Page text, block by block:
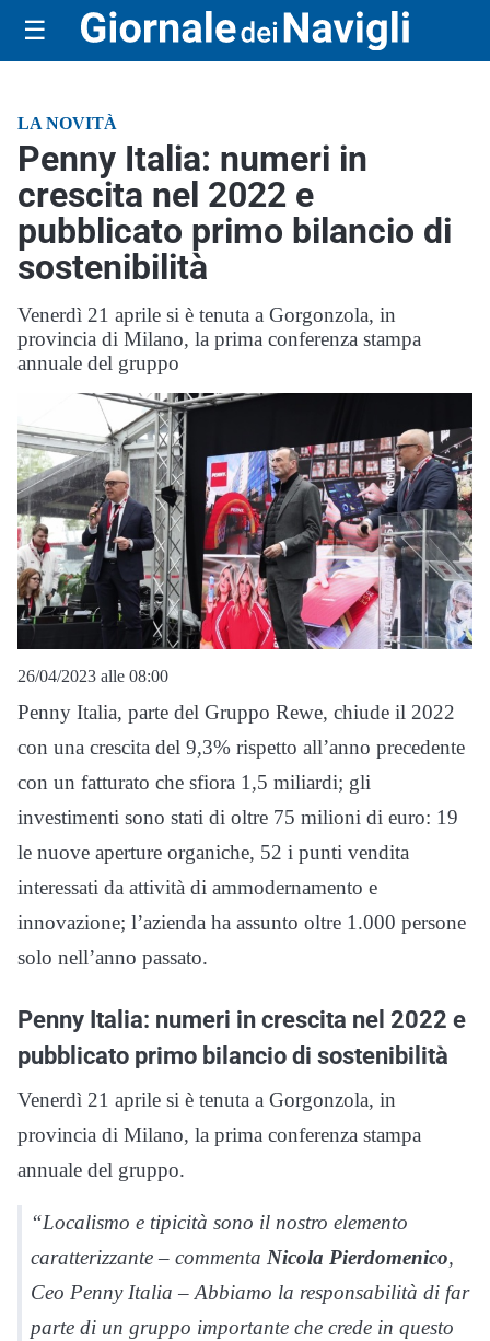
☰
LA NOVITÀ
Penny Italia: numeri in
crescita nel 2022 e
pubblicato primo bilancio di
sostenibilità
Venerdì 21 aprile si è tenuta a Gorgonzola, in
provincia di Milano, la prima conferenza stampa
annuale del gruppo
26/04/2023 alle 08:00
Penny Italia, parte del Gruppo Rewe, chiude il 2022
con una crescita del 9,3% rispetto all’anno precedente
con un fatturato che sfiora 1,5 miliardi; gli
investimenti sono stati di oltre 75 milioni di euro: 19
le nuove aperture organiche, 52 i punti vendita
interessati da attività di ammodernamento e
innovazione; l’azienda ha assunto oltre 1.000 persone
solo nell’anno passato.
Penny Italia: numeri in crescita nel 2022 e
pubblicato primo bilancio di sostenibilità
Venerdì 21 aprile si è tenuta a Gorgonzola, in
provincia di Milano, la prima conferenza stampa
annuale del gruppo.
“Localismo e tipicità sono il nostro elemento
caratterizzante – commenta Nicola Pierdomenico,
Ceo Penny Italia – Abbiamo la responsabilità di far
parte di un gruppo importante che crede in questo